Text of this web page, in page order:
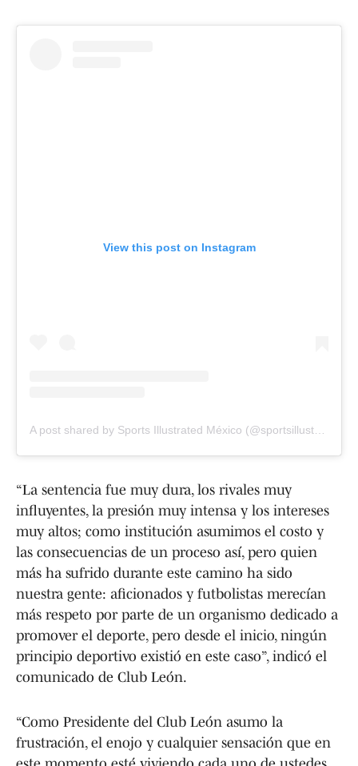
View this post on Instagram
“La sentencia fue muy dura, los rivales muy
influyentes, la presión muy intensa y los intereses
muy altos; como institución asumimos el costo y
las consecuencias de un proceso así, pero quien
más ha sufrido durante este camino ha sido
nuestra gente: aficionados y futbolistas merecían
más respeto por parte de un organismo dedicado a
promover el deporte, pero desde el inicio, ningún
principio deportivo existió en este caso”, indicó el
comunicado de Club León.
“Como Presidente del Club León asumo la
frustración, el enojo y cualquier sensación que en